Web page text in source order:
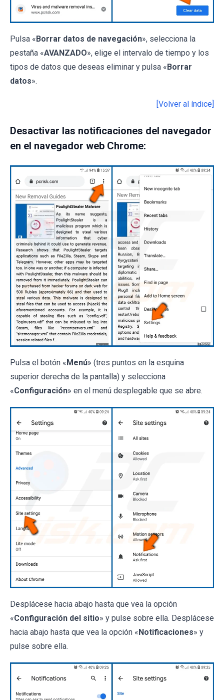
Pulsa «Borrar datos de navegación», selecciona la
pestaña «AVANZADO», elige el intervalo de tiempo y los
tipos de datos que deseas eliminar y pulsa «Borrar
datos».
[Volver al índice]
Desactivar las notificaciones del navegador
en el navegador web Chrome:
Pulsa el botón «Menú» (tres puntos en la esquina
superior derecha de la pantalla) y selecciona
«Configuración» en el menú desplegable que se abre.
Desplácese hacia abajo hasta que vea la opción
«Configuración del sitio» y pulse sobre ella. Desplácese
hacia abajo hasta que vea la opción « Notificaciones» y
pulse sobre ella.